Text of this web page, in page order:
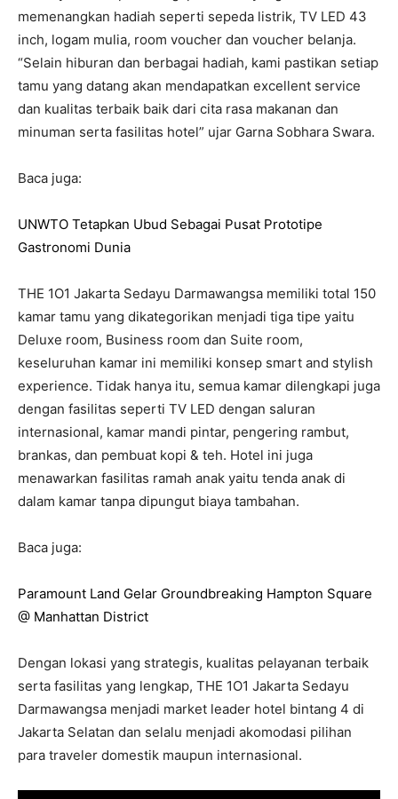
memenangkan hadiah seperti sepeda listrik, TV LED 43
inch, logam mulia, room voucher dan voucher belanja.
“Selain hiburan dan berbagai hadiah, kami pastikan setiap
tamu yang datang akan mendapatkan excellent service
dan kualitas terbaik baik dari cita rasa makanan dan
minuman serta fasilitas hotel” ujar Garna Sobhara Swara.
Baca juga:
UNWTO Tetapkan Ubud Sebagai Pusat Prototipe
Gastronomi Dunia
THE 1O1 Jakarta Sedayu Darmawangsa memiliki total 150
kamar tamu yang dikategorikan menjadi tiga tipe yaitu
Deluxe room, Business room dan Suite room,
keseluruhan kamar ini memiliki konsep smart and stylish
experience. Tidak hanya itu, semua kamar dilengkapi juga
dengan fasilitas seperti TV LED dengan saluran
internasional, kamar mandi pintar, pengering rambut,
brankas, dan pembuat kopi & teh. Hotel ini juga
menawarkan fasilitas ramah anak yaitu tenda anak di
dalam kamar tanpa dipungut biaya tambahan.
Baca juga:
Paramount Land Gelar Groundbreaking Hampton Square
@ Manhattan District
Dengan lokasi yang strategis, kualitas pelayanan terbaik
serta fasilitas yang lengkap, THE 1O1 Jakarta Sedayu
Darmawangsa menjadi market leader hotel bintang 4 di
Jakarta Selatan dan selalu menjadi akomodasi pilihan
para traveler domestik maupun internasional.